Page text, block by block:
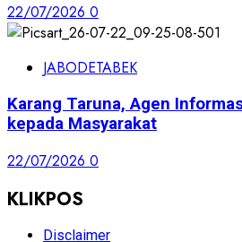
22/07/2026 0
JABODETABEK
Karang Taruna, Agen
kepada Masyarakat
22/07/2026 0
KLIKPOS
Disclaimer